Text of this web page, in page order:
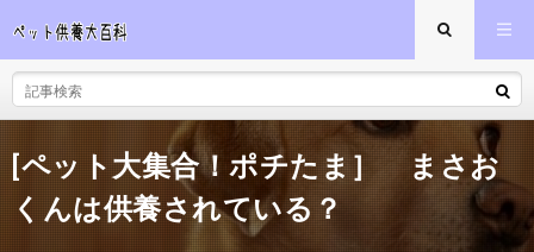
[ペット大集合！ポチたま］ まさお
くんは供養されている？